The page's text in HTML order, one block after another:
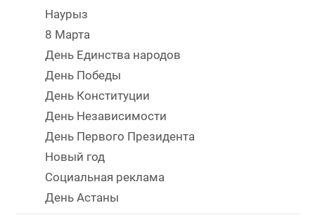
Наурыз
8 Марта
День Единства народов
День Победы
День Конституции
День Независимости
День Первого Президента
Новый год
Социальная реклама
День Астаны